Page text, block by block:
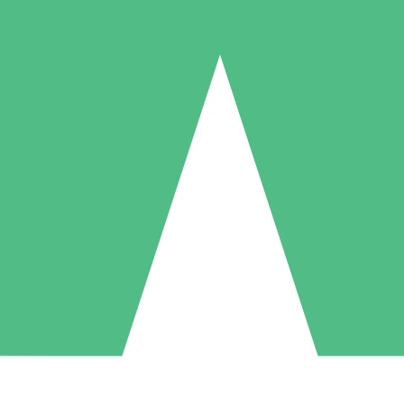
Individuella Kreditpaket
per användning med nedladdningskrediter. Inget månatligt åtagande
5 Nedladdningar
US$